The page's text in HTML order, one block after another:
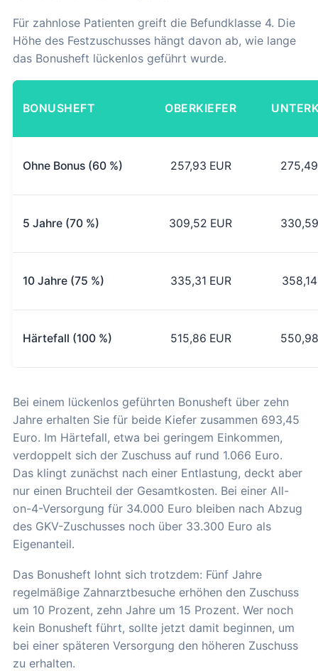
Für zahnlose Patienten greift die Befundklasse 4. Die
Höhe des Festzuschusses hängt davon ab, wie lange
das Bonusheft lückenlos geführt wurde.
BONUSHEFT OBERKIEFER
Ohne Bonus (60 %) 257,93 EUR
5 Jahre (70 %) 309,52 EUR
10 Jahre (75 %) 335,31 EUR
Härtefall (100 %) 515,86 EUR
Bei einem lückenlos geführten Bonusheft über zehn
Jahre erhalten Sie für beide Kiefer zusammen 693,45
Euro. Im Härtefall, etwa bei geringem Einkommen,
verdoppelt sich der Zuschuss auf rund 1.066 Euro.
Das klingt zunächst nach einer Entlastung, deckt aber
nur einen Bruchteil der Gesamtkosten. Bei einer All-
on-4-Versorgung für 34.000 Euro bleiben nach Abzug
des GKV-Zuschusses noch über 33.300 Euro als
Eigenanteil.
Das Bonusheft lohnt sich trotzdem: Fünf Jahre
regelmäßige Zahnarztbesuche erhöhen den Zuschuss
um 10 Prozent, zehn Jahre um 15 Prozent. Wer noch
kein Bonusheft führt, sollte jetzt damit beginnen, um
bei einer späteren Versorgung den höheren Zuschuss
zu erhalten.